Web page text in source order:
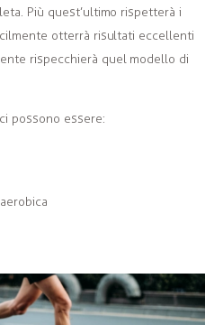
Più quest’ultimo rispetterà i
otterrà risultati eccellenti
rispecchierà quel modello di
possono essere: